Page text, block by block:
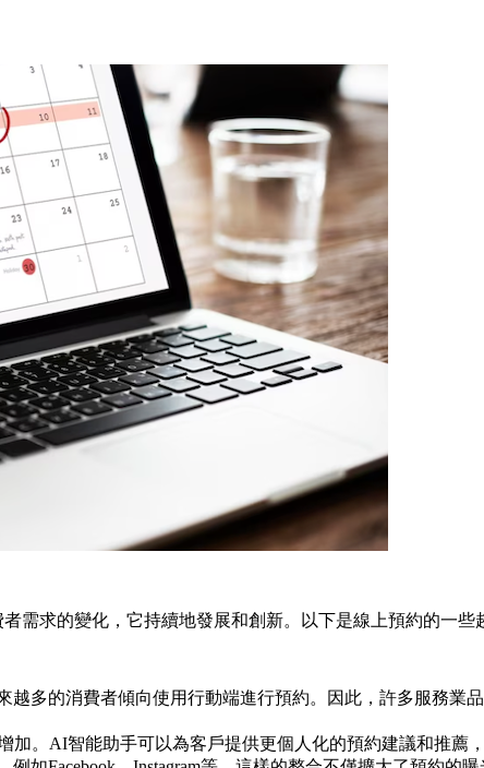
需求的變化，它持續地發展和創新。以下是線上預約的一些
多的消費者傾向使用行動端進行預約。因此，許多服務業
。AI智能助手可以為客戶提供更個人化的預約建議和推薦